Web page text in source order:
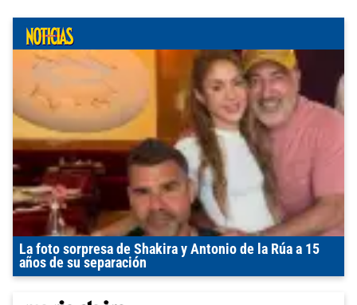
La foto sorpresa de Shakira y Antonio de la Rúa a 15
años de su separación